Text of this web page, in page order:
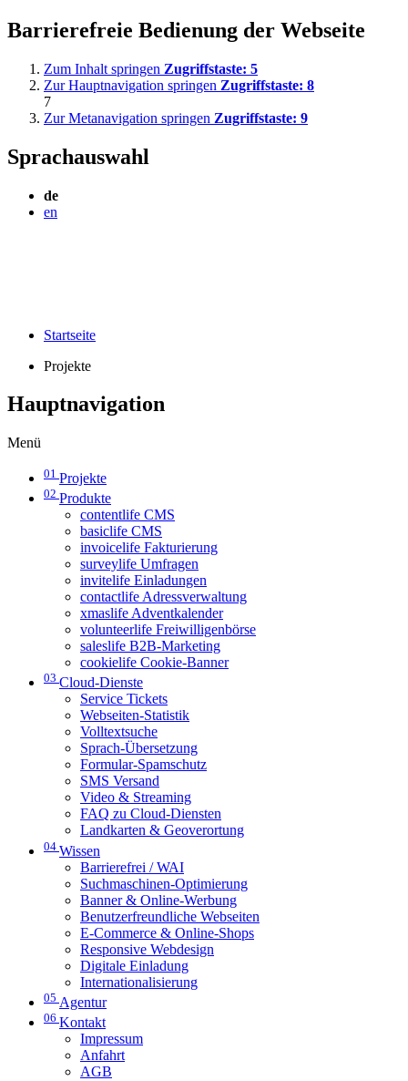
Barrierefreie Bedienung der Webseite
Zum Inhalt springen Zugriffstaste: 5
Zur Hauptnavigation springen Zugriffstaste: 8
7
Zur Metanavigation springen Zugriffstaste: 9
Sprachauswahl
de
en
Startseite
Projekte
Hauptnavigation
Menü
01 Projekte
02 Produkte
contentlife CMS
basiclife CMS
invoicelife Fakturierung
surveylife Umfragen
invitelife Einladungen
contactlife Adressverwaltung
xmaslife Adventkalender
volunteerlife Freiwilligenbörse
saleslife B2B-Marketing
cookielife Cookie-Banner
03 Cloud-Dienste
Service Tickets
Webseiten-Statistik
Volltextsuche
Sprach-Übersetzung
Formular-Spamschutz
SMS Versand
Video & Streaming
FAQ zu Cloud-Diensten
Landkarten & Geoverortung
04 Wissen
Barrierefrei / WAI
Suchmaschinen-Optimierung
Banner & Online-Werbung
Benutzerfreundliche Webseiten
E-Commerce & Online-Shops
Responsive Webdesign
Digitale Einladung
Internationalisierung
05 Agentur
06 Kontakt
Impressum
Anfahrt
AGB